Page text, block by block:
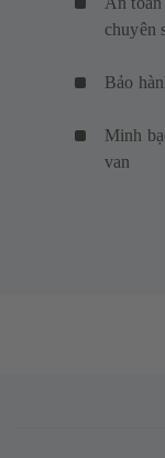
chuyên
Bảo
Minh
van